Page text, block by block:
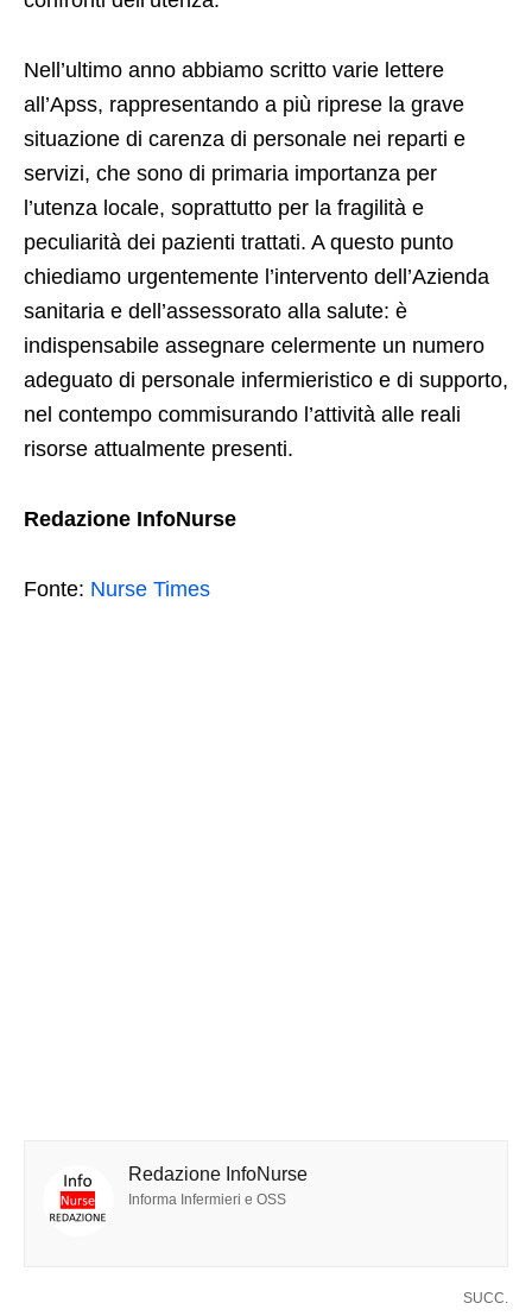
Nell’ultimo anno abbiamo scritto varie lettere
all’Apss, rappresentando a più riprese la grave
situazione di carenza di personale nei reparti e
servizi, che sono di primaria importanza per
l’utenza locale, soprattutto per la fragilità e
peculiarità dei pazienti trattati. A questo punto
chiediamo urgentemente l’intervento dell’Azienda
sanitaria e dell’assessorato alla salute: è
indispensabile assegnare celermente un numero
adeguato di personale infermieristico e di supporto,
nel contempo commisurando l’attività alle reali
risorse attualmente presenti.
Redazione InfoNurse
Fonte: Nurse Times
Redazione InfoNurse
Informa Infermieri e OSS
SUCC.